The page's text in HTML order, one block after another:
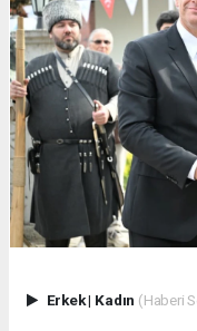
Erkek| Kadın (Haberi